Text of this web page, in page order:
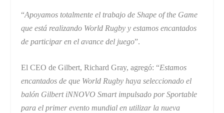
“Apoyamos totalmente el trabajo de Shape of the Game
que está realizando World Rugby y estamos encantados
de participar en el avance del juego”.
El CEO de Gilbert, Richard Gray, agregó: “Estamos
encantados de que World Rugby haya seleccionado el
balón Gilbert iNNOVO Smart impulsado por Sportable
para el primer evento mundial en utilizar la nueva